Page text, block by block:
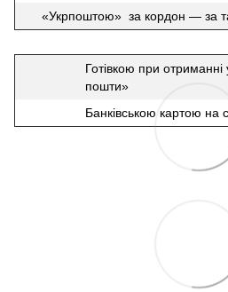
«Укрпоштою» за кордон — за
Готівкою при отриманні
пошти»
Банківською картою на